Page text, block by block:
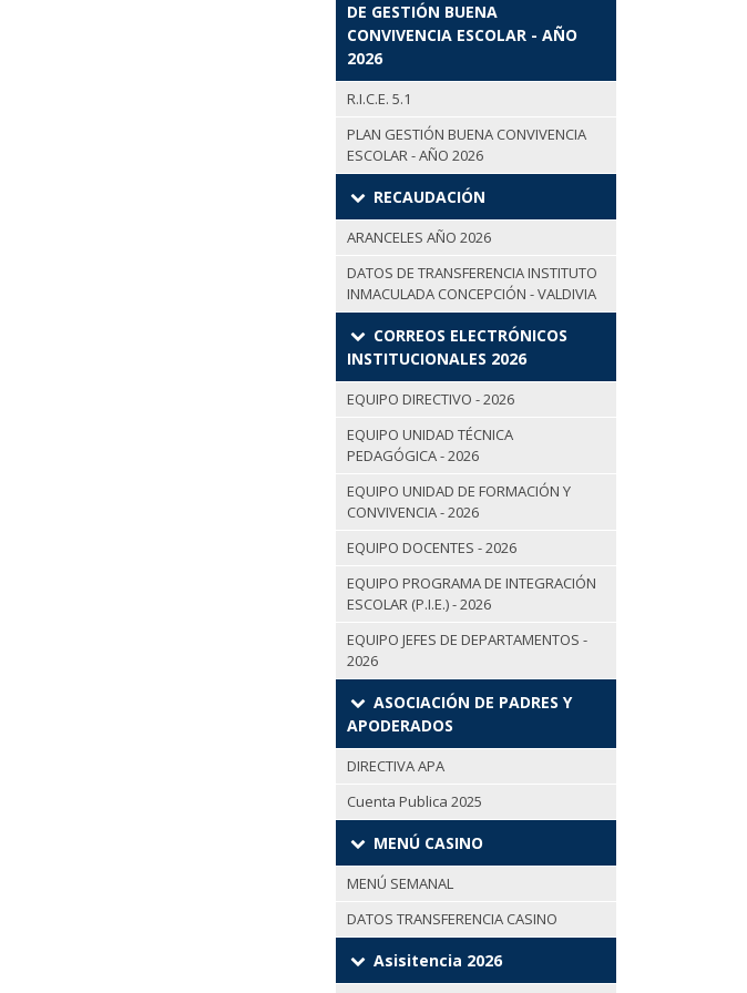
DE GESTIÓN BUENA
CONVIVENCIA ESCOLAR - AÑO
2026
R.I.C.E. 5.1
PLAN GESTIÓN BUENA CONVIVENCIA
ESCOLAR - AÑO 2026
RECAUDACIÓN
ARANCELES AÑO 2026
DATOS DE TRANSFERENCIA INSTITUTO
INMACULADA CONCEPCIÓN - VALDIVIA
CORREOS ELECTRÓNICOS
INSTITUCIONALES 2026
EQUIPO DIRECTIVO - 2026
EQUIPO UNIDAD TÉCNICA
PEDAGÓGICA - 2026
EQUIPO UNIDAD DE FORMACIÓN Y
CONVIVENCIA - 2026
EQUIPO DOCENTES - 2026
EQUIPO PROGRAMA DE INTEGRACIÓN
ESCOLAR (P.I.E.) - 2026
EQUIPO JEFES DE DEPARTAMENTOS -
2026
ASOCIACIÓN DE PADRES Y
APODERADOS
DIRECTIVA APA
Cuenta Publica 2025
MENÚ CASINO
MENÚ SEMANAL
DATOS TRANSFERENCIA CASINO
Asisitencia 2026